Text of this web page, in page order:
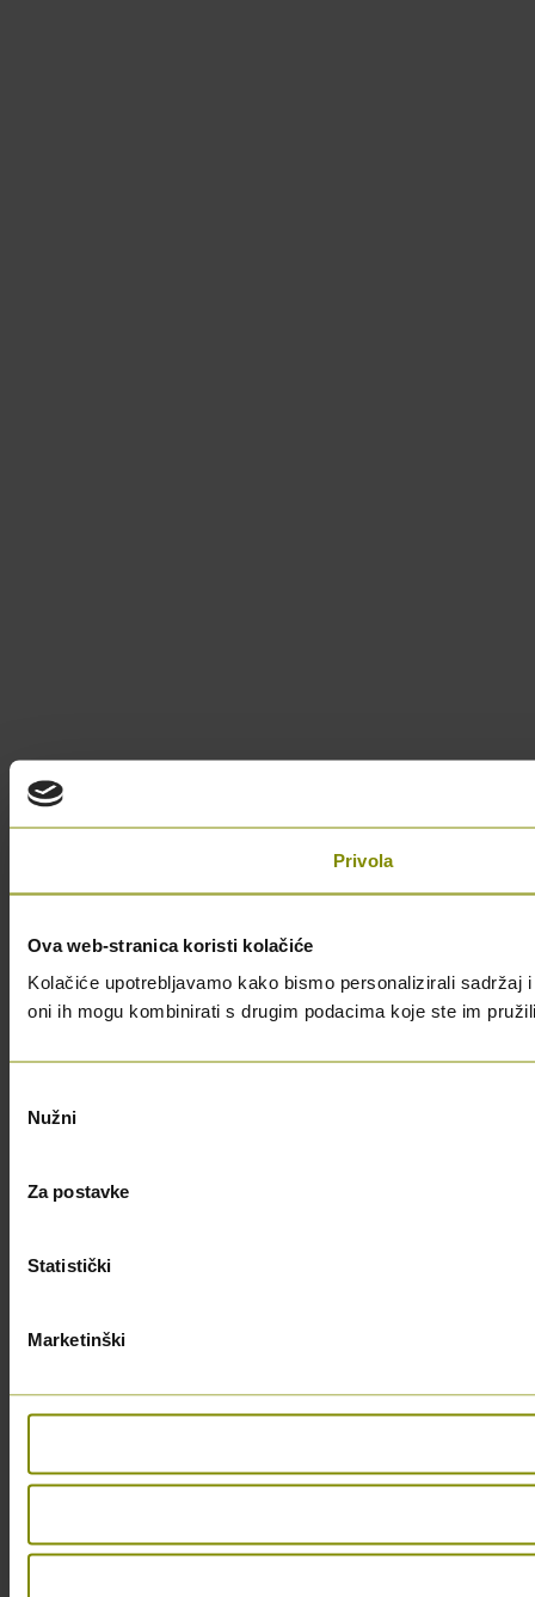
Privola
Ova web-stranica koristi kolačiće
Kolačiće upotrebljavamo kako bismo personalizirali
oni ih mogu kombinirati s drugim podacima koje ste im
pristanka
Nužni
Za postavke
Statistički
Marketinški